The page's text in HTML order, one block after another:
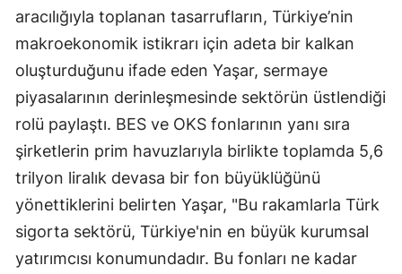
aracılığıyla toplanan tasarrufların, Türkiye’nin
makroekonomik istikrarı için adeta bir kalkan
oluşturduğunu ifade eden Yaşar, sermaye
piyasalarının derinleşmesinde sektörün üstlendiği
rolü paylaştı. BES ve OKS fonlarının yanı sıra
şirketlerin prim havuzlarıyla birlikte toplamda 5,6
trilyon liralık devasa bir fon büyüklüğünü
yönettiklerini belirten Yaşar, "Bu rakamlarla Türk
sigorta sektörü, Türkiye'nin en büyük kurumsal
yatırımcısı konumundadır. Bu fonları ne kadar